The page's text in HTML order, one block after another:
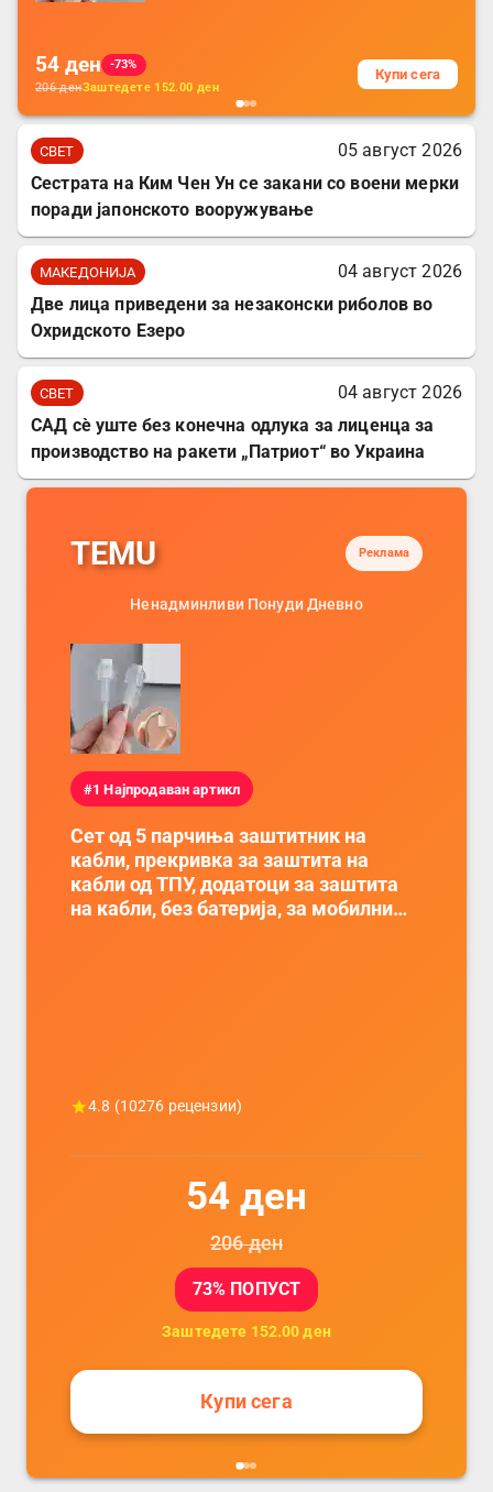
54 ден
-73%
206денЗаштедете 152.00 ден
Купи сега
СВЕТ
05 август 2026
Сестрата на Ким Чен Ун се закани со воени мерки
поради јапонското вооружување
МАКЕДОНИЈА
04 август 2026
Две лица приведени за незаконски риболов во
Охридското Езеро
СВЕТ
04 август 2026
САД сè уште без конечна одлука за лиценца за
производство на ракети „Патриот“ во Украина
TEMU Реклама
Ненадминливи Понуди Дневно
#1 Најпродаван артикл
Сет од 5 парчиња заштитник на
кабли, прекривка за заштита на
кабли од ТПУ, додатоци за заштита
на кабли, без батерија, за мобилни
4.8 (10276 рецензии)
54 ден
206ден
73% ПОПУСТ
Заштедете 152.00 ден
Купи сега